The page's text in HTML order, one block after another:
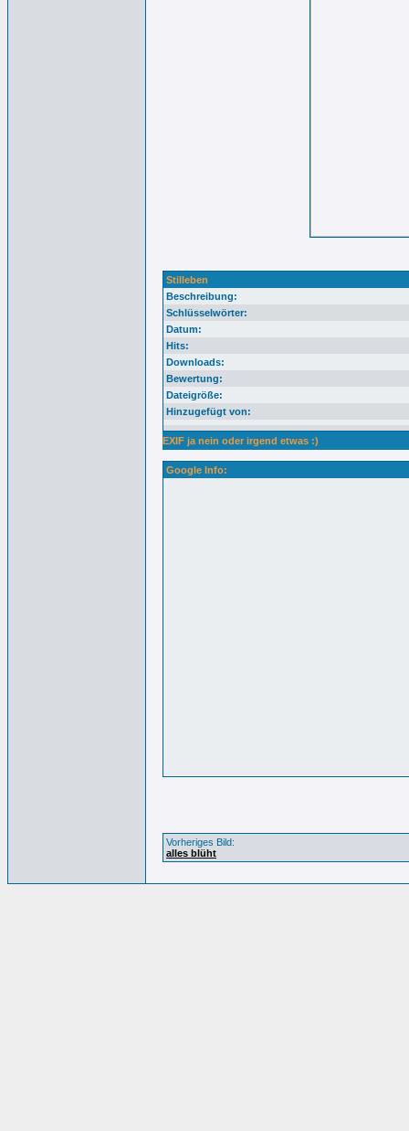
Stilleben
Beschreibung:
Schlüsselwörter:
Datum:
Hits:
Downloads:
Bewertung:
Dateigröße:
Hinzugefügt von:
EXIF ja nein oder irgend etwas :)
Google Info:
Vorheriges Bild:
alles blüht